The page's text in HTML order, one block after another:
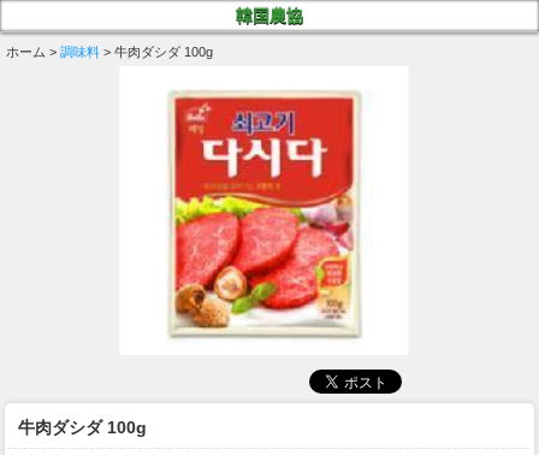
韓国農協
ホーム > 調味料 > 牛肉ダシダ 100g
牛肉ダシダ 100g